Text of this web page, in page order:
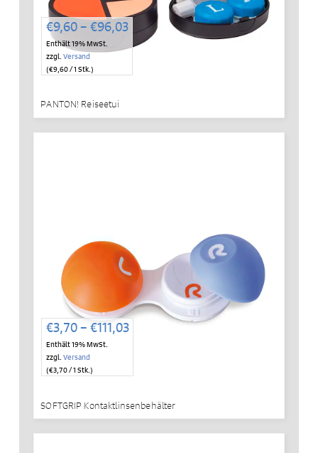
€9,60– €96,03Preisspanne:
€9,60
bis
Enthält 19% MwSt.
zzgl. Versand
(€9,60/ 1 Stk.)
PANTON! Reiseetui
€3,70– €111,03Preisspanne:
Enthält 19% MwSt.
zzgl. Versand
(€3,70/ 1 Stk.)
SOFTGRIP Kontaktlinsenbehälter